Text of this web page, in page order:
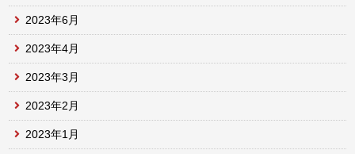
2023年6月
2023年4月
2023年3月
2023年2月
2023年1月